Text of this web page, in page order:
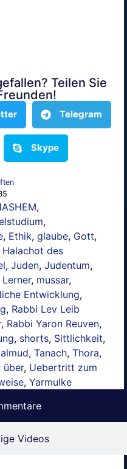
Teilen Sie
Telegram
Skype
,
,
, Ethik, glaube, Gott,
Halachot des
, Juden, Judentum,
, mussar,
Entwicklung,
, Rabbi Lev Leib
, Rabbi Yaron Reuven,
, shorts, Sittlichkeit,
, Tanach, Thora,
über, Uebertritt zum
, Yarmulke
Videos